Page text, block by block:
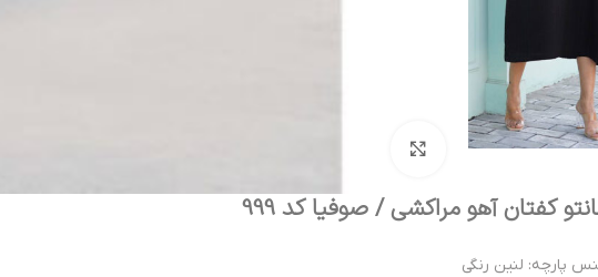
کفتان آهو مراکشی / صوفیا کد 999
پارچه: لنین رنگی